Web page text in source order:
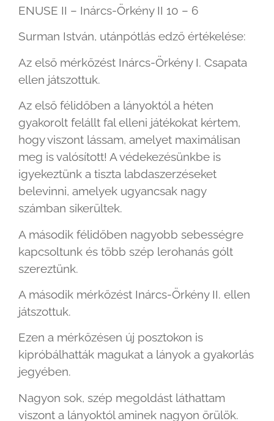
ENUSE II – Inárcs-Örkény II 10 – 6
Surman István, utánpótlás edző értékelése:
Az első mérkőzést Inárcs-Örkény I. Csapata
ellen játszottuk.
Az első félidőben a lányoktól a héten
gyakorolt felállt fal elleni játékokat kértem,
hogy viszont lássam, amelyet maximálisan
meg is valósított! A védekezésünkbe is
igyekeztünk a tiszta labdaszerzéseket
belevinni, amelyek ugyancsak nagy
számban sikerültek.
A második félidőben nagyobb sebességre
kapcsoltunk és több szép lerohanás gólt
szereztünk.
A második mérkőzést Inárcs-Örkény II. ellen
játszottuk.
Ezen a mérkőzésen új posztokon is
kipróbálhatták magukat a lányok a gyakorlás
jegyében.
Nagyon sok, szép megoldást láthattam
viszont a lányoktól aminek nagyon örülök.